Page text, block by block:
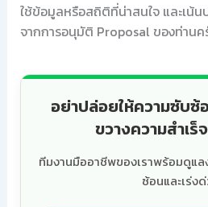
ใช้ข้อมูลหรือสถิติที่น่าสนใจ และเน้
จากการอนุมัติ Proposal ของท่าน
อย่าปล่อยให้ความซับซ้
ขวางความสำเ
ทีมงานมืออาชีพของเราพร้อมดูแ
ซ้อนและเร่ง